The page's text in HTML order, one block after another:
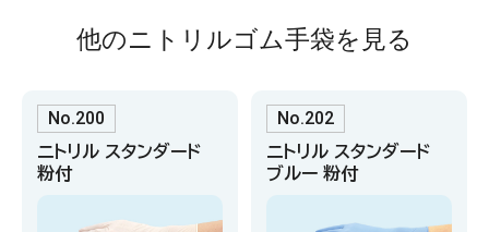
他のニトリルゴム手袋を見る
No.200
ニトリル スタンダード
粉付
No.202
ニトリル スタンダード
ブルー 粉付